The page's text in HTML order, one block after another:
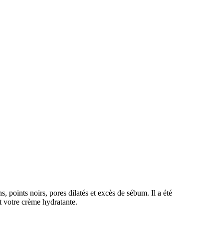
points noirs, pores dilatés et excès de sébum. Il a été
votre crème hydratante.